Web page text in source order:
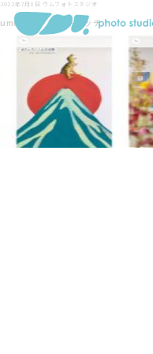
2022年7月8日 ウムフォトスタジオ
umuブログアイキャッチ